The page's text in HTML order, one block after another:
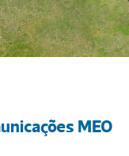
MEO